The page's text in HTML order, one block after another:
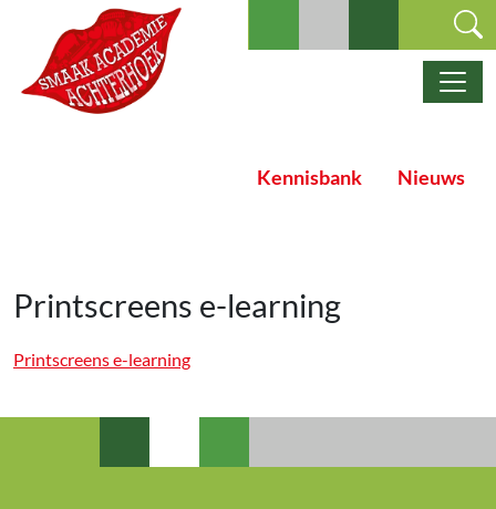
Ga naar de inhoud
Hoofdnavigatie
Kennisbank Nieuws
Printscreens e-learning
Printscreens e-learning